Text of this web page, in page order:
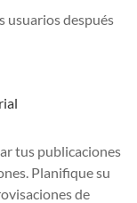
usuarios después
tus publicaciones
Planifique su
de